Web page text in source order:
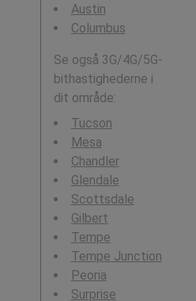
Austin
Columbus
Se også 3G/4G/5G-
bithastighederne i
dit område:
Tucson
Mesa
Chandler
Glendale
Scottsdale
Gilbert
Tempe
Tempe Junction
Peoria
Surprise